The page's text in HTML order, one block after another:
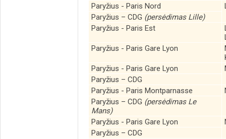
Paryžius - Paris Nord
Paryžius – CDG (persėdimas Lille)
Paryžius - Paris Est
Paryžius - Paris Gare Lyon
Paryžius - Paris Gare Lyon
Paryžius – CDG
Paryžius - Paris Montparnasse
Paryžius – CDG (persėdimas Le
Mans)
Paryžius - Paris Gare Lyon
Paryžius – CDG